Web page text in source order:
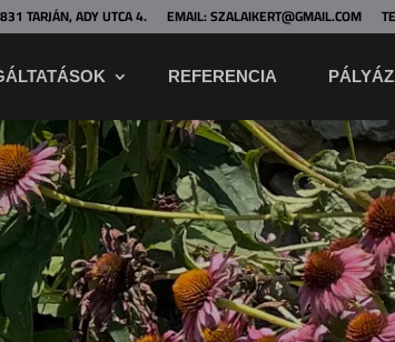
TARJÁN, ADY UTCA 4. EMAIL: SZALAIKERT@GMAIL.COM
REFERENCIA